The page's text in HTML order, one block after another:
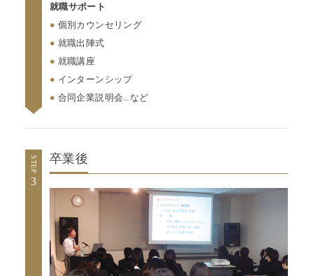
就職サポート
● 個別カウンセリング
● 就職出陣式
● 就職講座
● インターンシップ
● 合同企業説明会…など
STEP
3
卒業後